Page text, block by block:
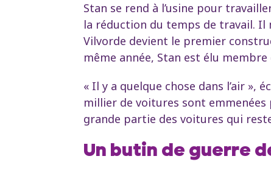
Stan se rend à l’usine pour
la réduction du temps de travail. Il
Vilvorde devient le premier
même année, Stan est élu
« Il y a quelque chose dans l’air »,
millier de voitures sont emmenées
grande partie des voitures qui
Un butin de guerre